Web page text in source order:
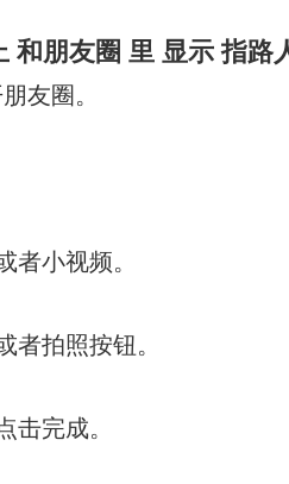
和朋友圈 里 显示 指路
友圈。
小视频。
拍照按钮。
完成。